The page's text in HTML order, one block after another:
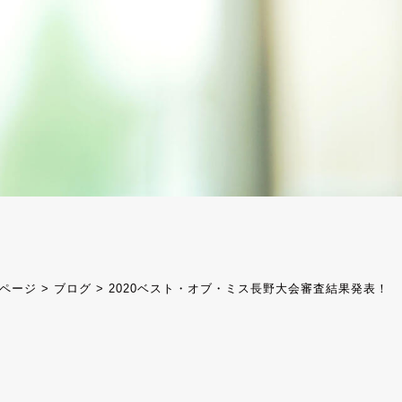
ージ > ブログ > 2020ベスト・オブ・ミス長野大会審査結果発表！